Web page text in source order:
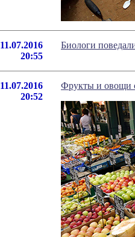
11.07.2016
20:55
Биологи
11.07.2016
20:52
Фрукты и овощи